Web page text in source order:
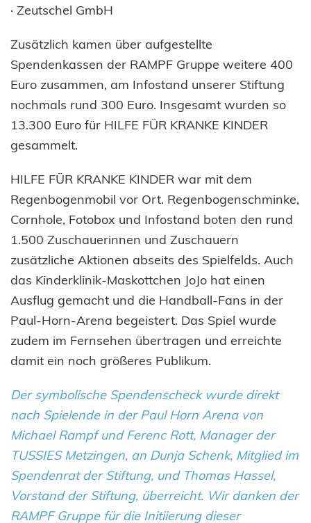
· Zeutschel GmbH
Zusätzlich kamen über aufgestellte
Spendenkassen der RAMPF Gruppe weitere 400
Euro zusammen, am Infostand unserer Stiftung
nochmals rund 300 Euro. Insgesamt wurden so
13.300 Euro für HILFE FÜR KRANKE KINDER
gesammelt.
HILFE FÜR KRANKE KINDER war mit dem
Regenbogenmobil vor Ort. Regenbogenschminke,
Cornhole, Fotobox und Infostand boten den rund
1.500 Zuschauerinnen und Zuschauern
zusätzliche Aktionen abseits des Spielfelds. Auch
das Kinderklinik-Maskottchen JoJo hat einen
Ausflug gemacht und die Handball-Fans in der
Paul-Horn-Arena begeistert. Das Spiel wurde
zudem im Fernsehen übertragen und erreichte
damit ein noch größeres Publikum.
Der symbolische Spendenscheck wurde direkt
nach Spielende in der Paul Horn Arena von
Michael Rampf und Ferenc Rott, Manager der
TUSSIES Metzingen, an Dunja Schenk, Mitglied im
Spendenrat der Stiftung, und Thomas Hassel,
Vorstand der Stiftung, überreicht. Wir danken der
RAMPF Gruppe für die Initiierung dieser